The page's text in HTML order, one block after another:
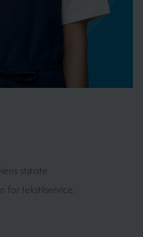
største
for tekstilservice.